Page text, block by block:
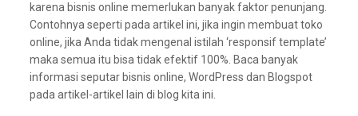
karena bisnis online memerlukan banyak faktor penunjang.
Contohnya seperti pada artikel ini, jika ingin membuat toko
online, jika Anda tidak mengenal istilah ‘responsif template’
maka semua itu bisa tidak efektif 100%. Baca banyak
informasi seputar bisnis online, WordPress dan Blogspot
pada artikel-artikel lain di blog kita ini.